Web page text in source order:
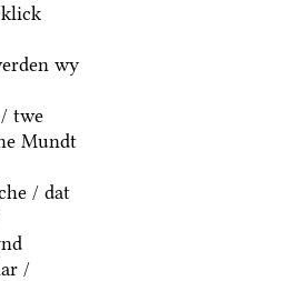
wy
twe
Mundt
/ dat
/